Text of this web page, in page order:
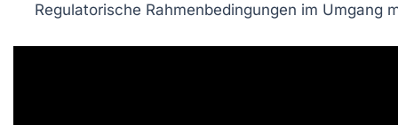
Regulatorische Rahmenbedingungen im Umgang